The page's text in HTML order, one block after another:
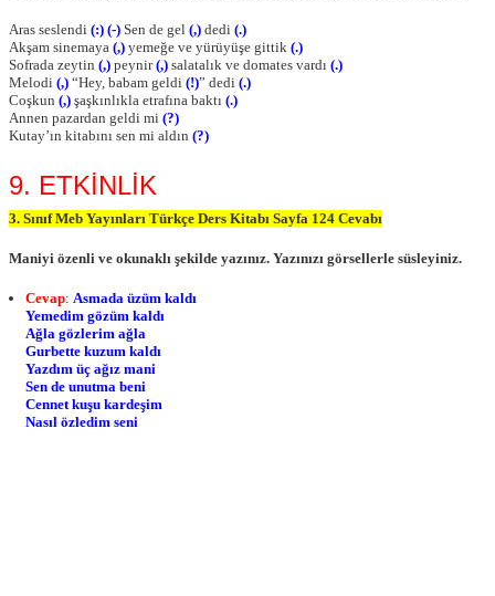
Aras seslendi (:) (-) Sen de gel (,) dedi (.)
Akşam sinemaya (,) yemeğe ve yürüyüşe gittik (.)
Sofrada zeytin (,) peynir(,) salatalık ve domates vardı (.)
Melodi (,) “Hey, babam geldi (!)” dedi (.)
Coşkun (,) şaşkınlıkla etrafına baktı (.)
Annen pazardan geldi mi (?)
Kutay’ın kitabını sen mi aldın (?)
9. ETKİNLİK
3. Sınıf Meb Yayınları Türkçe Ders Kitabı Sayfa 124 Cevabı
Maniyi özenli ve okunaklı şekilde yazınız. Yazınızı görsellerle süsleyiniz.
Cevap: Asmada üzüm kaldı
Yemedim gözüm kaldı
Ağla gözlerim ağla
Gurbette kuzum kaldı
Yazdım üç ağız mani
Sen de unutma beni
Cennet kuşu kardeşim
Nasıl özledim seni